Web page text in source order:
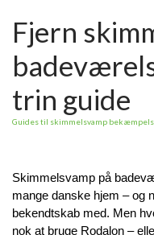
RADONMÅLING
GØR-DET-
ALLERGIER
PERSONLIG
KØB
ALLERGI
Fjern
trin guide
Guides til skimmelsvamp
Skimmelsvamp på
mange danske hjem – og
bekendtskab med. Men
nok at bruge Rodalon –